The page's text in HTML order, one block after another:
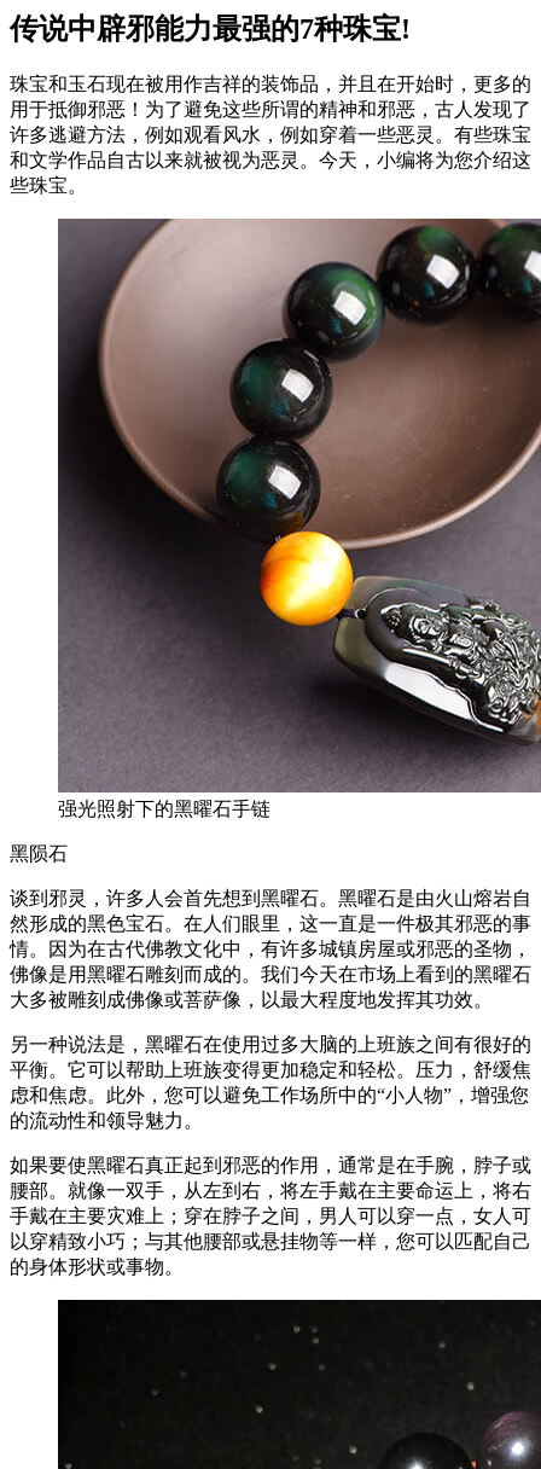
传说中辟邪能力最强的7种珠宝!
珠宝和玉石现在被用作吉祥的装饰品，并且在开始时，更多的
用于抵御邪恶！为了避免这些所谓的精神和邪恶，古人发现了
许多逃避方法，例如观看风水，例如穿着一些恶灵。有些珠宝
和文学作品自古以来就被视为恶灵。今天，小编将为您介绍这
些珠宝。
强光照射下的黑曜石手链
黑陨石
谈到邪灵，许多人会首先想到黑曜石。黑曜石是由火山熔岩自
然形成的黑色宝石。在人们眼里，这一直是一件极其邪恶的事
情。因为在古代佛教文化中，有许多城镇房屋或邪恶的圣物，
佛像是用黑曜石雕刻而成的。我们今天在市场上看到的黑曜石
大多被雕刻成佛像或菩萨像，以最大程度地发挥其功效。
另一种说法是，黑曜石在使用过多大脑的上班族之间有很好的
平衡。它可以帮助上班族变得更加稳定和轻松。压力，舒缓焦
虑和焦虑。此外，您可以避免工作场所中的“小人物”，增强您
的流动性和领导魅力。
如果要使黑曜石真正起到邪恶的作用，通常是在手腕，脖子或
腰部。就像一双手，从左到右，将左手戴在主要命运上，将右
手戴在主要灾难上；穿在脖子之间，男人可以穿一点，女人可
以穿精致小巧；与其他腰部或悬挂物等一样，您可以匹配自己
的身体形状或事物。